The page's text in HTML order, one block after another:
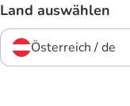
Land auswählen
Österreich / de